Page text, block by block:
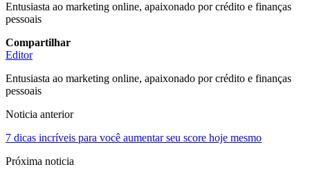
Entusiasta ao marketing online, apaixonado por crédito e finanças
pessoais
Compartilhar
Editor
Entusiasta ao marketing online, apaixonado por crédito e finanças
pessoais
Noticia anterior
7 dicas incríveis para você aumentar seu score hoje mesmo
Próxima noticia